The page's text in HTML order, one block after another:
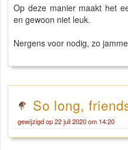
Op deze manier maakt het
en gewoon niet leuk.
Nergens voor nodig, zo
So long,
gewijzigd op 22 juli 2020 om 14:20